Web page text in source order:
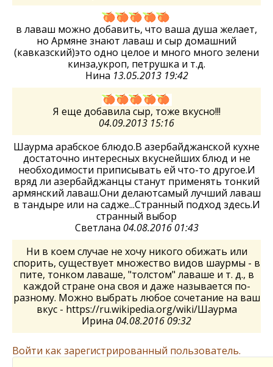
в лаваш можно добавить, что ваша душа желает,
но Армяне знают лаваш и сыр домашний
(кавказский)это одно целое и много много зелени
кинза,укроп, петрушка и т.д.
Нина 13.05.2013 19:42
Я еще добавила сыр, тоже вкусно!!!
04.09.2013 15:16
Шаурма арабское блюдо.В азербайджанской кухне
достаточно интересных вкуснейших блюд и не
необходимости приписывать ей что-то другое.И
вряд ли азербайджанцы станут применять тонкий
армянский лаваш.Они делаютсамый лучший лаваш
в тандыре или на садже...Странный подход здесь.И
странный выбор
Светлана 04.08.2016 01:43
Ни в коем случае не хочу никого обижать или
спорить, существует множество видов шаурмы - в
пите, тонком лаваше, "толстом" лаваше и т. д., в
каждой стране она своя и даже называется по-
разному. Можно выбрать любое сочетание на ваш
вкус - https://ru.wikipedia.org/wiki/Шаурма
Ирина 04.08.2016 09:32
Войти как зарегистрированный пользователь.